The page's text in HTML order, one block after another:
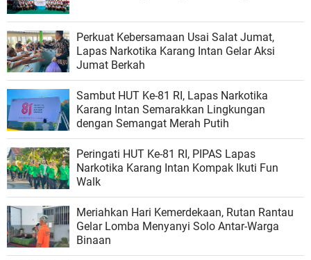
Perkuat Kebersamaan Usai Salat Jumat,
Lapas Narkotika Karang Intan Gelar Aksi
Jumat Berkah
Sambut HUT Ke-81 RI, Lapas Narkotika
Karang Intan Semarakkan Lingkungan
dengan Semangat Merah Putih
Peringati HUT Ke-81 RI, PIPAS Lapas
Narkotika Karang Intan Kompak Ikuti Fun
Walk
Meriahkan Hari Kemerdekaan, Rutan Rantau
Gelar Lomba Menyanyi Solo Antar-Warga
Binaan